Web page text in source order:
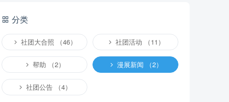
分类
社团大合照 （46） 社团活动 （11）
帮助 （2） 漫展新闻 （2）
社团公告 （4）